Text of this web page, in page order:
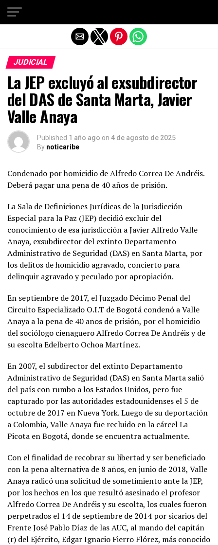
JUDICIAL
La JEP excluyó al exsubdirector
del DAS de Santa Marta, Javier
Valle Anaya
Published 1 año ago on 4 de agosto de 2025
By noticaribe
Condenado por homicidio de Alfredo Correa De Andréis.
Deberá pagar una pena de 40 años de prisión.
La Sala de Definiciones Jurídicas de la Jurisdicción
Especial para la Paz (JEP) decidió excluir del
conocimiento de esa jurisdicción a Javier Alfredo Valle
Anaya, exsubdirector del extinto Departamento
Administrativo de Seguridad (DAS) en Santa Marta, por
los delitos de homicidio agravado, concierto para
delinquir agravado y peculado por apropiación.
En septiembre de 2017, el Juzgado Décimo Penal del
Circuito Especializado O.I.T de Bogotá condenó a Valle
Anaya a la pena de 40 años de prisión, por el homicidio
del sociólogo cienaguero Alfredo Correa De Andréis y de
su escolta Edelberto Ochoa Martínez.
En 2007, el subdirector del extinto Departamento
Administrativo de Seguridad (DAS) en Santa Marta salió
del país con rumbo a los Estados Unidos, pero fue
capturado por las autoridades estadounidenses el 5 de
octubre de 2017 en Nueva York. Luego de su deportación
a Colombia, Valle Anaya fue recluido en la cárcel La
Picota en Bogotá, donde se encuentra actualmente.
Con el finalidad de recobrar su libertad y ser beneficiado
con la pena alternativa de 8 años, en junio de 2018, Valle
Anaya radicó una solicitud de sometimiento ante la JEP,
por los hechos en los que resultó asesinado el profesor
Alfredo Correa De Andréis y su escolta, los cuales fueron
perpetrados el 14 de septiembre de 2014 por sicarios del
Frente José Pablo Díaz de las AUC, al mando del capitán
(r) del Ejército, Edgar Ignacio Fierro Flórez, más conocido